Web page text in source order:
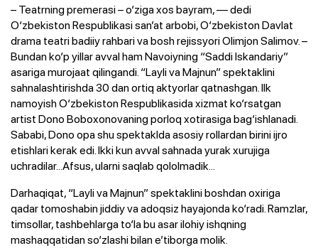
– Teatrning premerasi – o‘ziga xos bayram, — dedi
O‘zbekiston Respublikasi san’at arbobi, O‘zbekiston Davlat
drama teatri badiiy rahbari va bosh rejissyori Olimjon Salimov. –
Bundan ko‘p yillar avval ham Navoiyning “Saddi Iskandariy”
asariga murojaat qilingandi. “Layli va Majnun” spektaklini
sahnalashtirishda 30 dan ortiq aktyorlar qatnashgan. Ilk
namoyish O‘zbekiston Respublikasida xizmat ko‘rsatgan
artist Dono Boboxonovaning porloq xotirasiga bag‘ishlanadi.
Sababi, Dono opa shu spektaklda asosiy rollardan birini ijro
etishlari kerak edi. Ikki kun avval sahnada yurak xurujiga
uchradilar...Afsus, ularni saqlab qololmadik...
Darhaqiqat, “Layli va Majnun” spektaklini boshdan oxiriga
qadar tomoshabin jiddiy va adoqsiz hayajonda ko‘radi. Ramzlar,
timsollar, tashbehlarga to‘la bu asar ilohiy ishqning
mashaqqatidan so‘zlashi bilan e’tiborga molik.